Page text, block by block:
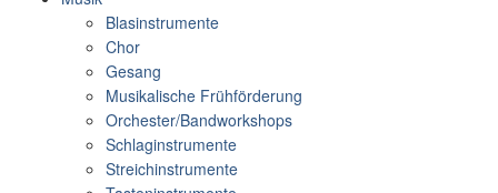
Blasinstrumente
Chor
Gesang
Musikalische Frühförderung
Orchester/Bandworkshops
Schlaginstrumente
Streichinstrumente